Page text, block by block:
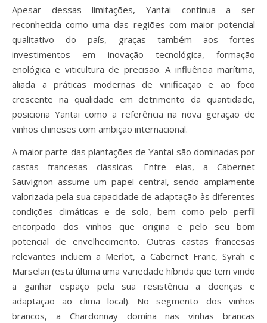
Apesar dessas limitações, Yantai continua a ser
reconhecida como uma das regiões com maior potencial
qualitativo do país, graças também aos fortes
investimentos em inovação tecnológica, formação
enológica e viticultura de precisão. A influência marítima,
aliada a práticas modernas de vinificação e ao foco
crescente na qualidade em detrimento da quantidade,
posiciona Yantai como a referência na nova geração de
vinhos chineses com ambição internacional.
A maior parte das plantações de Yantai são dominadas por
castas francesas clássicas. Entre elas, a Cabernet
Sauvignon assume um papel central, sendo amplamente
valorizada pela sua capacidade de adaptação às diferentes
condições climáticas e de solo, bem como pelo perfil
encorpado dos vinhos que origina e pelo seu bom
potencial de envelhecimento. Outras castas francesas
relevantes incluem a Merlot, a Cabernet Franc, Syrah e
Marselan (esta última uma variedade híbrida que tem vindo
a ganhar espaço pela sua resistência a doenças e
adaptação ao clima local). No segmento dos vinhos
brancos, a Chardonnay domina nas vinhas brancas